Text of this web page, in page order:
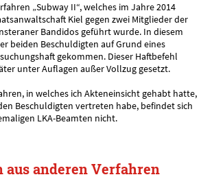
„Subway II“, welches im Jahre 2014
Kiel gegen zwei Mitglieder der
Bandidos geführt wurde. In diesem
beiden Beschuldigten auf Grund eines
gekommen. Dieser Haftbefehl
unter Auflagen außer Vollzug gesetzt.
in welches ich Akteneinsicht gehabt hatte,
Beschuldigten vertreten habe, befindet sich
LKA-Beamten nicht.
aus anderen Verfahren